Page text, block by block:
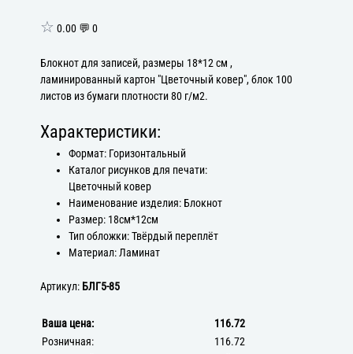
☆ 0.00 💬 0
Блокнот для записей, размеры 18*12 см ,
ламинированный картон "Цветочный ковер", блок 100
листов из бумаги плотности 80 г/м2.
Характеристики:
Формат: Горизонтальный
Каталог рисунков для печати:
Цветочный ковер
Наименование изделия: Блокнот
Размер: 18см*12см
Тип обложки: Твёрдый переплёт
Материал: Ламинат
Артикул: БЛГ5-85
Ваша цена:
116.72
Розничная:
116.72